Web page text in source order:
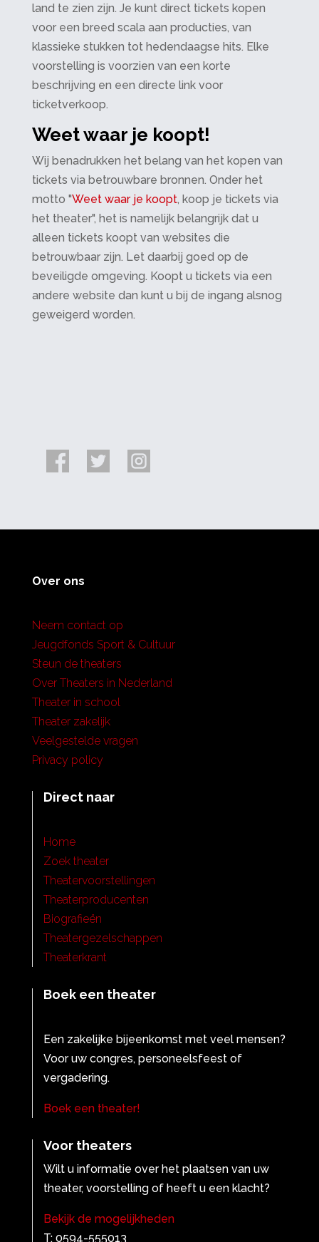
land te zien zijn. Je kunt direct tickets kopen
voor een breed scala aan producties, van
klassieke stukken tot hedendaagse hits. Elke
voorstelling is voorzien van een korte
beschrijving en een directe link voor
ticketverkoop.
Weet waar je koopt!
Wij benadrukken het belang van het kopen van
tickets via betrouwbare bronnen. Onder het
motto "Weet waar je koopt, koop je tickets via
het theater", het is namelijk belangrijk dat u
alleen tickets koopt van websites die
betrouwbaar zijn. Let daarbij goed op de
beveiligde omgeving. Koopt u tickets via een
andere website dan kunt u bij de ingang alsnog
geweigerd worden.
Over ons
Neem contact op
Jeugdfonds Sport & Cultuur
Steun de theaters
Over Theaters in Nederland
Theater in school
Theater zakelijk
Veelgestelde vragen
Privacy policy
Direct naar
Home
Zoek theater
Theatervoorstellingen
Theaterproducenten
Biografieën
Theatergezelschappen
Theaterkrant
Boek een theater
Een zakelijke bijeenkomst met veel mensen?
Voor uw congres, personeelsfeest of
vergadering.
Boek een theater!
Voor theaters
Wilt u informatie over het plaatsen van uw
theater, voorstelling of heeft u een klacht?
Bekijk de mogelijkheden
T: 0594-555013